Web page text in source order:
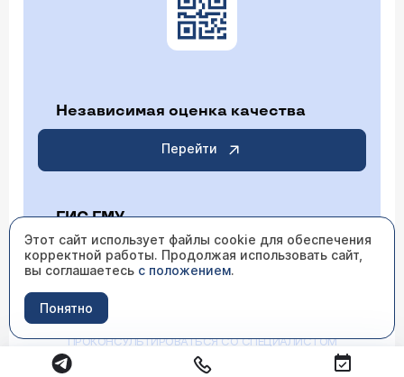
Независимая оценка качества
Перейти
ГИС ГМУ
Перейти
ИМЕЮТСЯ ПРОТИВОПОКАЗАНИЯ НЕОБХОДИМО
ПРОКОНСУЛЬТИРОВАТЬСЯ СО СПЕЦИАЛИСТОМ
Этот сайт использует файлы cookie для обеспечения
корректной работы. Продолжая использовать сайт,
вы соглашаетесь с положением.
Понятно